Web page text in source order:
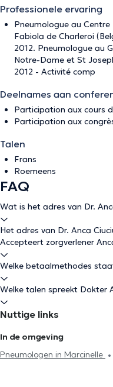
Professionele ervaring
Pneumologue au
Fabiola de Charleroi
2012. Pneumologue au
Notre-Dame et St
2012 - Activité comp
Deelnames aan
Participation aux cours
Participation aux
Talen
Frans
Roemeens
FAQ
Wat is het adres van Dr.
Het adres van Dr. Anca
Accepteert zorgverlener
Welke betaalmethodes
Welke talen spreekt Dokter
Nuttige links
In de omgeving
Pneumologen in Marcinelle